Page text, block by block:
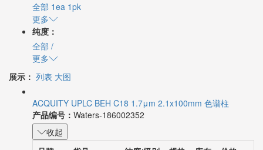
全部 1ea 1pk
更多
纯度：
全部 /
更多
展示： 列表 大图
ACQUITY UPLC BEH C18 1.7μm 2.1x100mm 色谱柱
产品编号： Waters-186002352
收起